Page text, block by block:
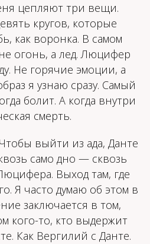
цепляют три вещи.
кругов, которые
как воронка. В самом
огонь, а лед. Люцифер
Не горячие эмоции, а
я узнаю сразу. Самый
болит. А когда внутри
смерть.
выйти из ада, Данте
само дно — сквозь
Выход там, где
Я часто думаю об этом в
заключается в том,
кого-то, кто выдержит
Как Вергилий с Данте.